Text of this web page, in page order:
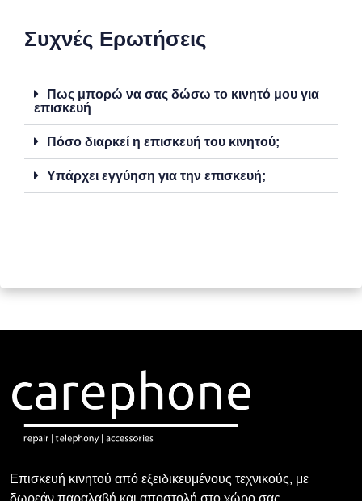
Συχνές Ερωτήσεις
Πως μπορώ να σας δώσω το κινητό μου για
επισκευή
Πόσο διαρκεί η επισκευή του κινητού;
Υπάρχει εγγύηση για την επισκευή;
Επισκευή κινητού από εξειδικευμένους τεχνικούς, με